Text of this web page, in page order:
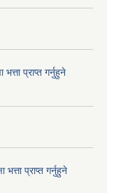
प्राप्त गर्नुहुने
प्राप्त गर्नुहुने